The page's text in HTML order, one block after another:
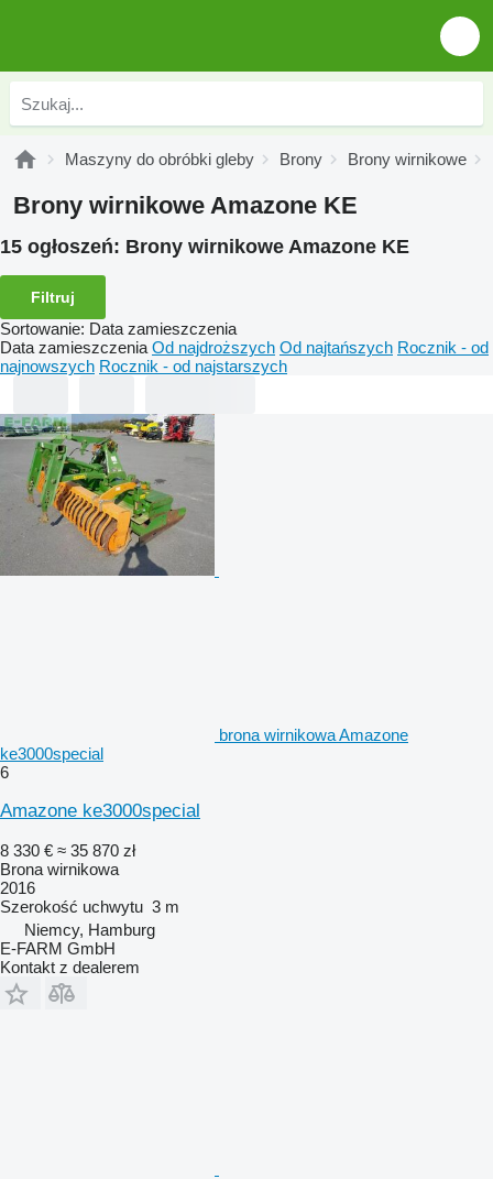
Maszyny do obróbki gleby Brony Brony wirnikowe
Brony wirnikowe Amazone KE
15 ogłoszeń: Brony wirnikowe Amazone KE
Filtruj
Sortowanie: Data zamieszczenia
Data zamieszczenia Od najdroższych Od najtańszych Rocznik - od
najnowszych Rocznik - od najstarszych
brona wirnikowa Amazone
ke3000special
6
Amazone ke3000special
8 330 € ≈ 35 870 zł
Brona wirnikowa
2016
Szerokość uchwytu 3 m
Niemcy, Hamburg
E-FARM GmbH
Kontakt z dealerem